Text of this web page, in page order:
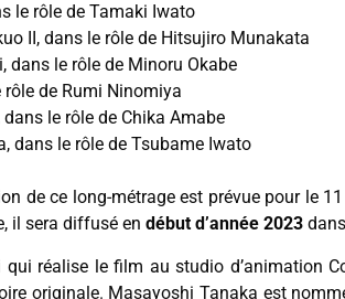
le rôle de Tamaki Iwato
II, dans le rôle de Hitsujiro Munakata
dans le rôle de Minoru Okabe
de Rumi Ninomiya
le rôle de Chika Amabe
dans le rôle de Tsubame Iwato
de ce long-métrage est prévue pour le
il sera diffusé en début d’année 2023
qui réalise le film au studio d’animation
originale. Masayoshi Tanaka est